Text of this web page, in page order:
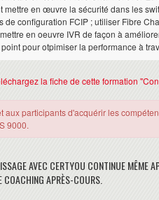
mettre en œuvre la sécurité dans les
de configuration FCIP ; utiliser Fibre
en oeuvre IVR de façon à
pour otpimiser la performance à
la fiche de cette formation
aux participants d'acquérir les
9000.
AVEC CERTYOU CONTINUE MÊME
APRÈS-COURS.